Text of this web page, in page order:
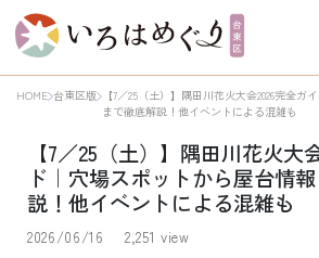
HOME 台東区版
【7／25（土）】隅田川花火大会2026完全
まで徹底解説！他イベントによる混雑も
【7／25（土）】隅田川花火大
ド｜穴場スポットから屋台情
説！他イベントによる混雑も
2026/06/16 2,251 view